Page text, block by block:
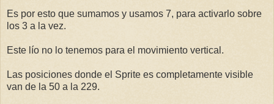
Es por esto que sumamos y usamos 7, para activarlo sobre
los 3 a la vez.
Este lío no lo tenemos para el movimiento vertical.
Las posiciones donde el Sprite es completamente visible
van de la 50 a la 229.